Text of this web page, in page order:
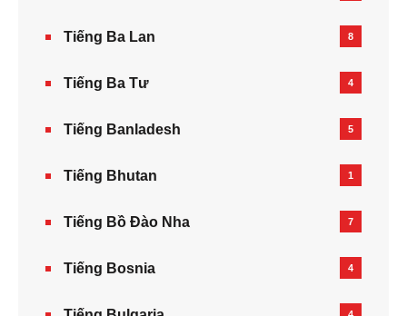
Tiếng Ba Lan 8
Tiếng Ba Tư 4
Tiếng Banladesh 5
Tiếng Bhutan 1
Tiếng Bồ Đào Nha 7
Tiếng Bosnia 4